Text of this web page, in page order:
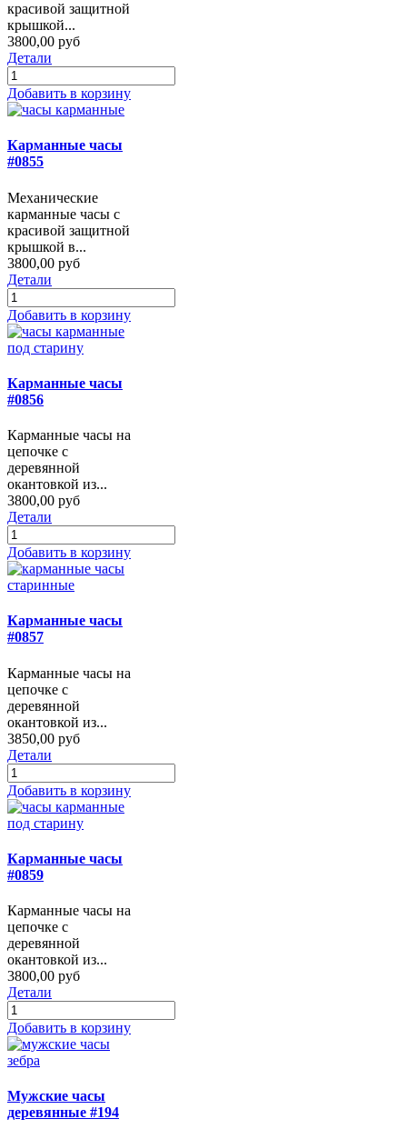
красивой защитной
крышкой...
3800,00 руб
Детали
Добавить в корзину
Карманные часы
#0855
Механические
карманные часы с
красивой защитной
крышкой в...
3800,00 руб
Детали
Добавить в корзину
Карманные часы
#0856
Карманные часы на
цепочке с
деревянной
окантовкой из...
3800,00 руб
Детали
Добавить в корзину
Карманные часы
#0857
Карманные часы на
цепочке с
деревянной
окантовкой из...
3850,00 руб
Детали
Добавить в корзину
Карманные часы
#0859
Карманные часы на
цепочке с
деревянной
окантовкой из...
3800,00 руб
Детали
Добавить в корзину
Мужские часы
деревянные #194